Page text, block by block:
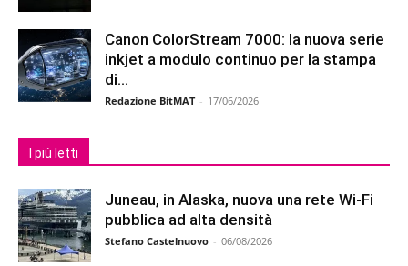
Canon ColorStream 7000: la nuova serie
inkjet a modulo continuo per la stampa
di...
Redazione BitMAT - 17/06/2026
I più letti
Juneau, in Alaska, nuova una rete Wi-Fi
pubblica ad alta densità
Stefano Castelnuovo - 06/08/2026